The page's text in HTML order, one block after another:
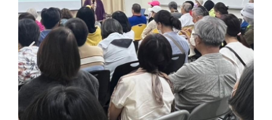
Previous
slide
Next
slide